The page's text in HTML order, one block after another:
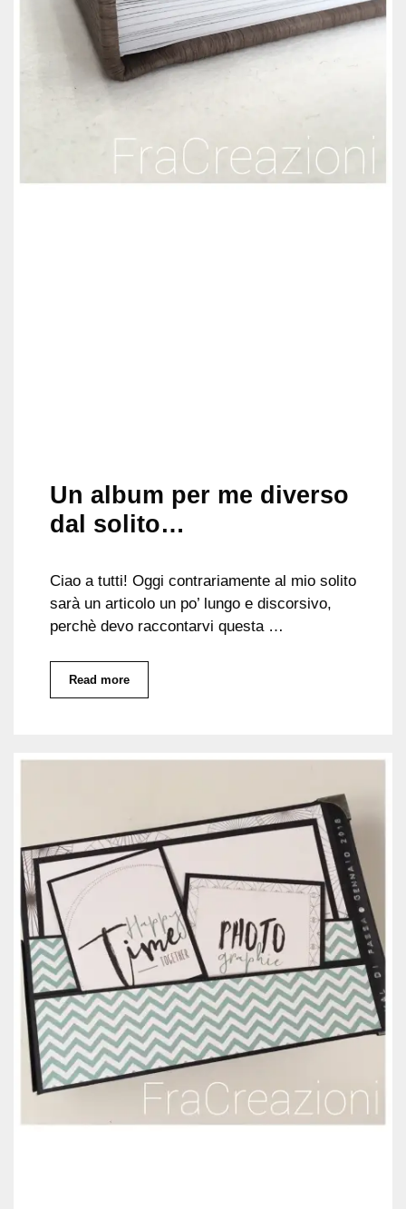
Un album per me diverso
dal solito…
Ciao a tutti! Oggi contrariamente al mio solito
sarà un articolo un po’ lungo e discorsivo,
perchè devo raccontarvi questa …
Read more